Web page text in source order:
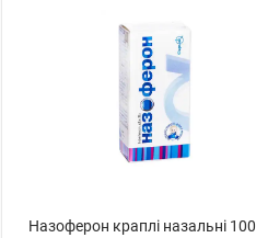
Назоферон краплі назальні 100